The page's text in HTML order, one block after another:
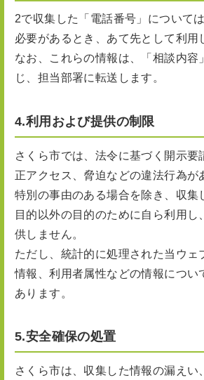
2で収集した「電話番号」について
必要があるとき、あて先として利用
なお、これらの情報は、「相談内容
じ、担当部署に転送します。
4.利用および提供の制限
さくら市では、法令に基づく開示要
正アクセス、脅迫などの違法行為が
特別の事由のある場合を除き、収集
目的以外の目的のために自ら利用し
供しません。
ただし、統計的に処理された当ウェ
情報、利用者属性などの情報につい
あります。
5.安全確保の処置
さくら市は、収集した情報の漏えい